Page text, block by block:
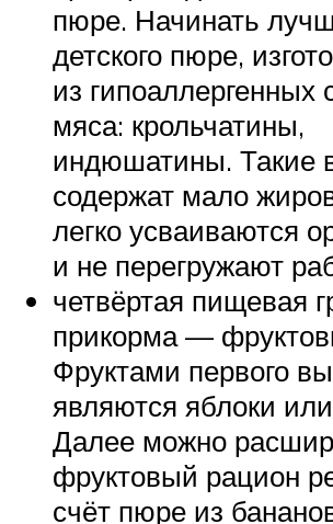
пюре. Начинать
детского пюре,
из гипоаллергенных
мяса: крольчатины,
индюшатины. Такие
содержат мало
легко усваиваются
и не перегружают
четвёртая пищевая
прикорма —
Фруктами первого
являются яблоки
Далее можно
фруктовый рацион
счёт пюре из